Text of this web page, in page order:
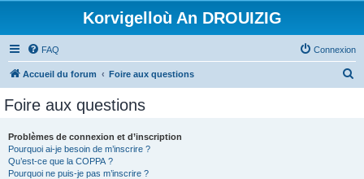
Korvigelloù An DROUIZIG
FAQ Connexion
Accueil du forum Foire aux questions
Foire aux questions
Problèmes de connexion et d’inscription
Pourquoi ai-je besoin de m’inscrire ?
Qu’est-ce que la COPPA ?
Pourquoi ne puis-je pas m’inscrire ?